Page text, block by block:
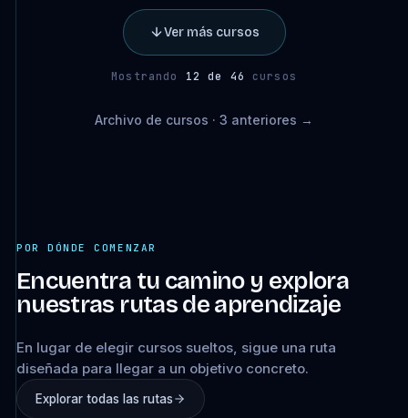
Ver más cursos
Mostrando 12 de 46 cursos
Archivo de cursos · 3 anteriores →
POR DÓNDE COMENZAR
Encuentra tu camino y explora
nuestras rutas de aprendizaje
En lugar de elegir cursos sueltos, sigue una ruta
diseñada para llegar a un objetivo concreto.
Explorar todas las rutas